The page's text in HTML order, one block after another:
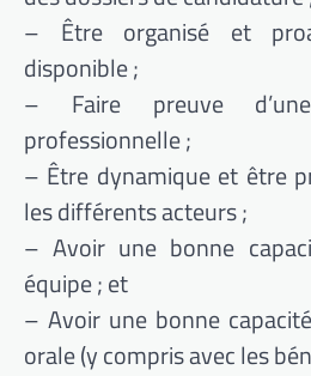
– Être organisé et
disponible ;
– Faire preuve
professionnelle ;
– Être dynamique et être
les différents acteurs ;
– Avoir une bonne
équipe ; et
– Avoir une bonne
orale (y compris avec les